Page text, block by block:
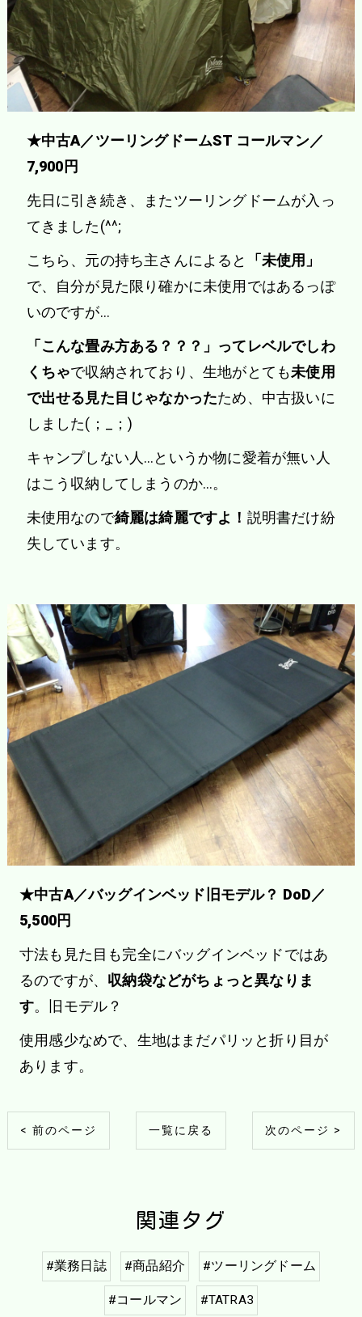
★中古A／ツーリングドームST コールマン／
7,900円
先日に引き続き、またツーリングドームが入っ
てきました(^^;
こちら、元の持ち主さんによると
「未使用」
で、自分が見た限り確かに未使用ではあるっぽ
いのですが…
「こんな畳み方ある？？？」ってレベルでしわ
くちゃで収納されており、生地がとても未使用
で出せる見た目じゃなかったため、中古扱いに
しました(；_；)
キャンプしない人…というか物に愛着が無い人
はこう収納してしまうのか…。
未使用なので綺麗は綺麗ですよ！ 説明書だけ紛
失しています。
★中古A／バッグインベッド旧モデル？ DoD／
5,500円
寸法も見た目も完全にバッグインベッドではあ
るのですが、 収納袋などがちょっと異なりま
す。旧モデル？
使用感少なめで、生地はまだパリッと折り目が
あります。
< 前のページ 一覧に戻る 次のページ >
関連タグ
#業務日誌 #商品紹介 #ツーリングドーム
#コールマン #TATRA3